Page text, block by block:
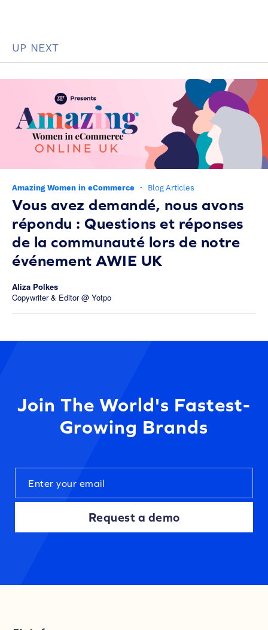
UP NEXT
Amazing Women in eCommerce · Blog Articles
Vous avez demandé, nous avons
répondu : Questions et réponses
de la communauté lors de notre
événement AWIE UK
Aliza Polkes
Copywriter & Editor @ Yotpo
Join The World's Fastest-
Growing Brands
Request a demo